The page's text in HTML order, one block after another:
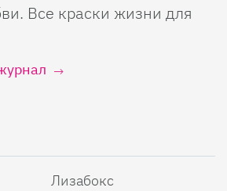
Все краски жизни для
Лизабокс